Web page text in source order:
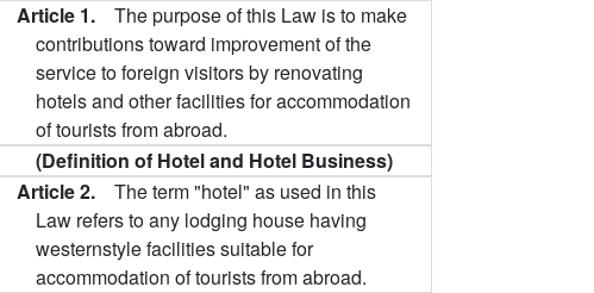
Article 1. The purpose of this Law is to make
contributions toward improvement of the
service to foreign visitors by renovating
hotels and other facilities for accommodation
of tourists from abroad.
(Definition of Hotel and Hotel Business)
Article 2. The term "hotel" as used in this
Law refers to any lodging house having
westernstyle facilities suitable for
accommodation of tourists from abroad.